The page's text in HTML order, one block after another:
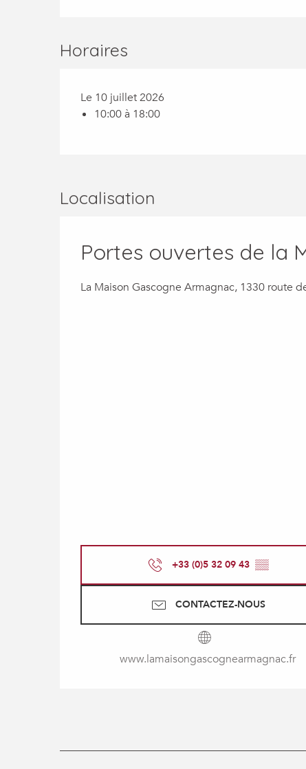
Horaires
Le 10 juillet 2026
10:00 à 18:00
Localisation
Portes ouvertes de la
La Maison Gascogne Armagnac, 1330 route
+33 (0)5 32 09 43 ▒▒
CONTACTEZ-NOUS
www.lamaisongascognearmagnac.fr